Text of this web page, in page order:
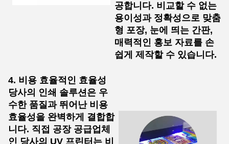
공합니다. 비교할 수 없는
용이성과 정확성으로 맞춤
형 포장, 눈에 띄는 간판,
매력적인 홍보 자료를 손
쉽게 제작할 수 있습니다.
4. 비용 효율적인 효율성
당사의 인쇄 솔루션은 우
수한 품질과 뛰어난 비용
효율성을 완벽하게 결합합
니다. 직접 공장 공급업체
인 당사의 UV 프린터는 비